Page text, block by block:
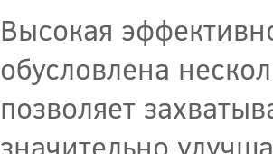
Высокая
обусловлена
позволяет